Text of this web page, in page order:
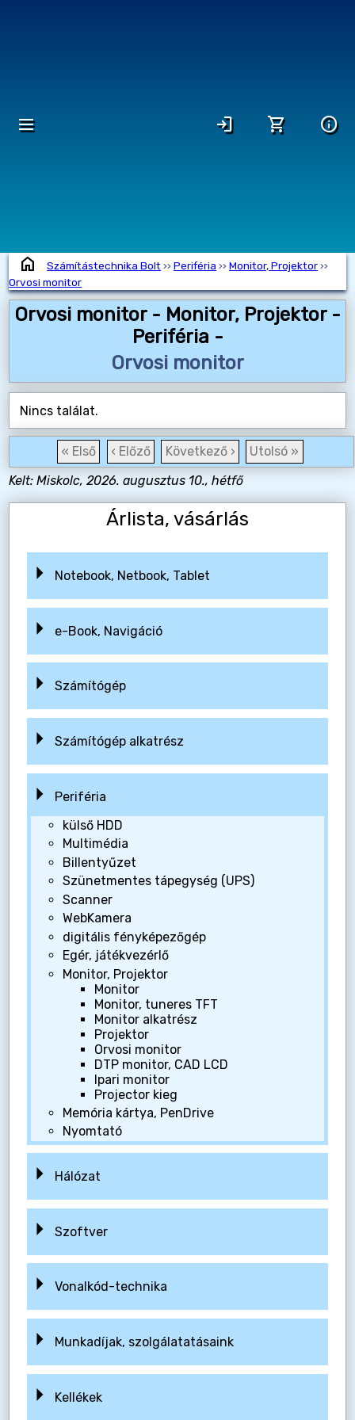
dehaze login shopping_cart info
home Számítástechnika Bolt ››Periféria ››Monitor, Projektor››
Orvosi monitor
Orvosi monitor - Monitor, Projektor -
Periféria -
Orvosi monitor
Nincs találat.
« Első ‹ Előző Következő ›
Utolsó »
Kelt: Miskolc, 2026. augusztus 10., hétfő
Árlista, vásárlás
Notebook, Netbook, Tablet
e-Book, Navigáció
Számítógép
Számítógép alkatrész
Periféria
külső HDD
Multimédia
Billentyűzet
Szünetmentes tápegység (UPS)
Scanner
WebKamera
digitális fényképezőgép
Egér, játékvezérlő
Monitor, Projektor
Monitor
Monitor, tuneres TFT
Monitor alkatrész
Projektor
Orvosi monitor
DTP monitor, CAD LCD
Ipari monitor
Projector kieg
Memória kártya, PenDrive
Nyomtató
Hálózat
Szoftver
Vonalkód-technika
Munkadíjak, szolgálatatásaink
Kellékek